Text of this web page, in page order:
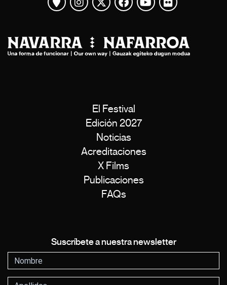
El Festival
Edición 2027
Noticias
Acreditaciones
X Films
Publicaciones
FAQs
Suscríbete a nuestra newsletter
Nombre
Apellidos